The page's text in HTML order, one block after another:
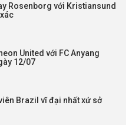
Rosenborg với Kristiansund
United với FC Anyang
12/07
Brazil vĩ đại nhất xứ sở